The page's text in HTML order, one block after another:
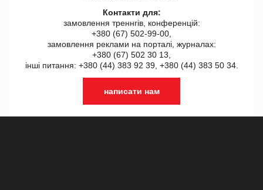
Контакти для:
замовлення треннгів, конференцій:
+380 (67) 502-99-00,
замовлення реклами на порталі, журналах:
+380 (67) 502 30 13,
інші питання: +380 (44) 383 92 39, +380 (44) 383 50 34.
написати нам